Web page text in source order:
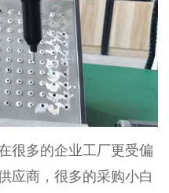
很多的企业工厂更受偏
应商，很多的采购小白